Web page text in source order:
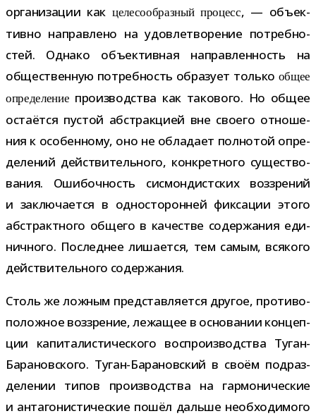
орга­ни­за­ции как целе­со­об­раз­ный про­цесс, — объ­ек­
тивно направ­лено на удо­вле­тво­ре­ние потреб­но­
стей. Однако объ­ек­тив­ная направ­лен­ность на
обще­ствен­ную потреб­ность обра­зует только общее
опре­де­ле­ние про­из­вод­ства как тако­вого. Но общее
оста­ётся пустой абстрак­цией вне сво­его отно­ше­
ния к осо­бен­ному, оно не обла­дает пол­но­той опре­
де­ле­ний дей­стви­тель­ного, кон­крет­ного суще­ство­
ва­ния. Ошибочность сис­мон­дист­ских воз­зре­ний
и заклю­ча­ется в одно­сто­рон­ней фик­са­ции этого
абстракт­ного общего в каче­стве содер­жа­ния еди­
нич­ного. Последнее лиша­ется, тем самым, вся­кого
дей­стви­тель­ного содержания.
Столь же лож­ным пред­став­ля­ется дру­гое, про­ти­во­
по­лож­ное воз­зре­ние, лежа­щее в осно­ва­нии кон­цеп­
ции капи­та­ли­сти­че­ского вос­про­из­вод­ства Туган-​
Барановского. Туган-​Барановский в своём под­раз­
де­ле­нии типов про­из­вод­ства на гар­мо­ни­че­ские
и анта­го­ни­сти­че­ские пошёл дальше необ­хо­ди­мого